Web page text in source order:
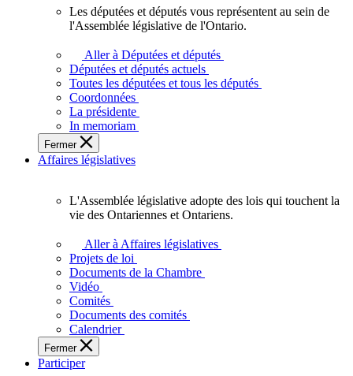
députés
vous
représentent
sein
de
l'Assemblée
législative
l'Ontario.
Les députées et députés vous représentent au sein de
l'Assemblée législative de l'Ontario.
Aller à Députées et députés
Députées et députés actuels
Toutes les députées et tous les députés
Coordonnées
La présidente
In memoriam
Fermer
Affaires législatives
L'Assemblée
adopte
touchent
des
Ontariennes
et
L'Assemblée législative adopte des lois qui touchent la
vie des Ontariennes et Ontariens.
Aller à Affaires législatives
Projets de loi
Documents de la Chambre
Vidéo
Comités
Documents des comités
Calendrier
Fermer
Participer